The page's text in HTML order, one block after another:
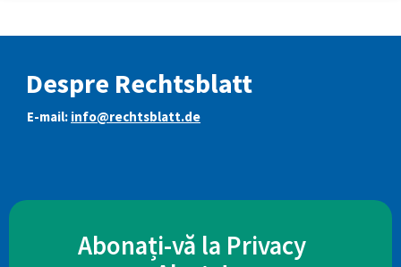
Despre Rechtsblatt
E-mail: info@rechtsblatt.de
Abonați-vă la Privacy